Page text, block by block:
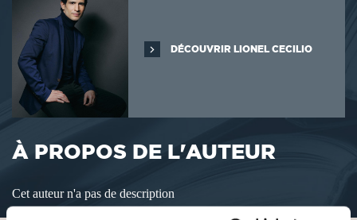
DÉCOUVRIR LIONEL CECILIO
À PROPOS DE L'AUTEUR
Cet auteur n'a pas de description